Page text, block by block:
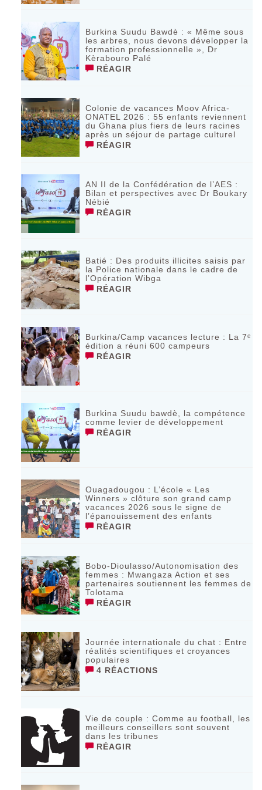
Burkina Suudu Bawdè : « Même sous
les arbres, nous devons développer la
formation professionnelle », Dr
Kèrabouro Palé
RÉAGIR
Colonie de vacances Moov Africa-
ONATEL 2026 : 55 enfants reviennent
du Ghana plus fiers de leurs racines
après un séjour de partage culturel
RÉAGIR
AN II de la Confédération de l’AES :
Bilan et perspectives avec Dr Boukary
Nébié
RÉAGIR
Batié : Des produits illicites saisis par
la Police nationale dans le cadre de
l’Opération Wibga
RÉAGIR
Burkina/Camp vacances lecture : La 7ᵉ
édition a réuni 600 campeurs
RÉAGIR
Burkina Suudu bawdè, la compétence
comme levier de développement
RÉAGIR
Ouagadougou : L’école « Les
Winners » clôture son grand camp
vacances 2026 sous le signe de
l’épanouissement des enfants
RÉAGIR
Bobo-Dioulasso/Autonomisation des
femmes : Mwangaza Action et ses
partenaires soutiennent les femmes de
Tolotama
RÉAGIR
Journée internationale du chat : Entre
réalités scientifiques et croyances
populaires
4 RÉACTIONS
Vie de couple : Comme au football, les
meilleurs conseillers sont souvent
dans les tribunes
RÉAGIR